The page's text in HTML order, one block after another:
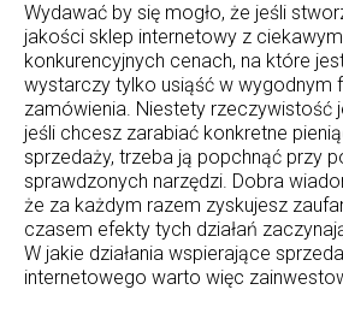
Wydawać by się mogło, że jeśli
jakości sklep internetowy z
konkurencyjnych cenach, na które
wystarczy tylko usiąść w wygodnym
zamówienia. Niestety rzeczywistość
jeśli chcesz zarabiać konkretne
sprzedaży, trzeba ją popchnąć przy
sprawdzonych narzędzi. Dobra
że za każdym razem zyskujesz
czasem efekty tych działań
W jakie działania wspierające
internetowego warto więc